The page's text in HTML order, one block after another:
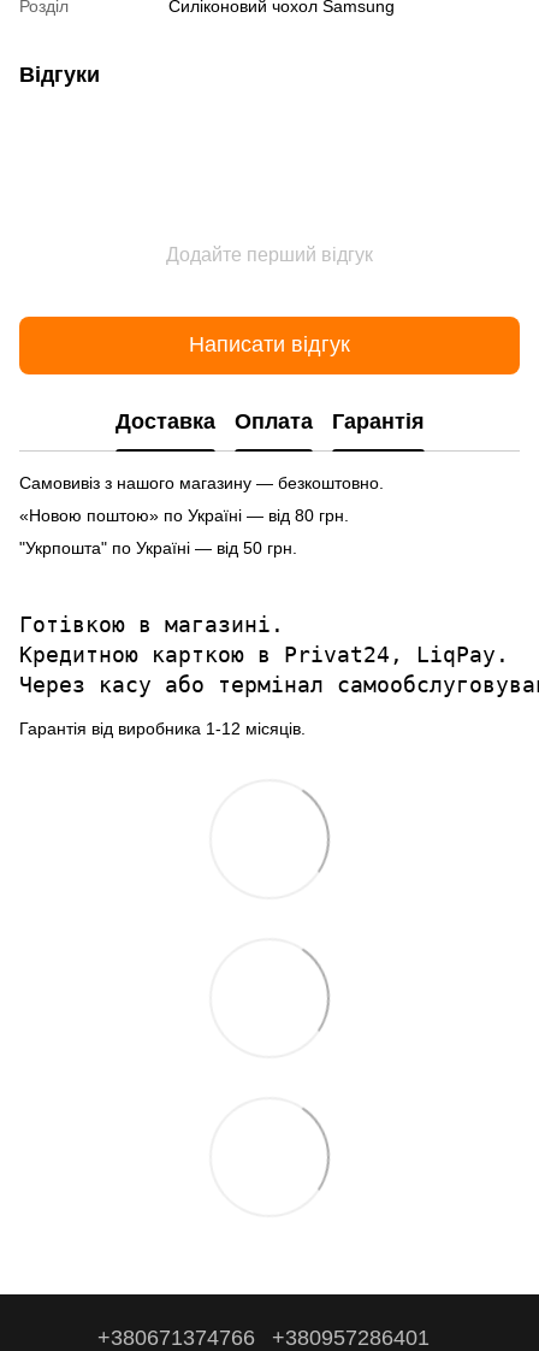
Розділ Силіконовий чохол Samsung
Відгуки
Додайте перший відгук
Написати відгук
Доставка Оплата Гарантія
Самовивіз з нашого магазину — безкоштовно.
«Новою поштою» по Україні — від 80 грн.
"Укрпошта" по Україні — від 50 грн.
Готівкою в магазині.
Кредитною карткою в Privat24, LiqPay.
Через касу або термінал
Гарантія від виробника 1-12 місяців.
+380671374766 +380957286401